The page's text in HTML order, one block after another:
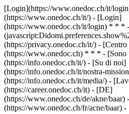
[Login](https://www.onedoc.ch/it/
(https://www.onedoc.ch/it/) - [Login]
(https://www.onedoc.ch/it/login) * * *
(https://privacy.onedoc.ch/it/) - [Centro
(https://www.onedoc.ch) * * * - [Sono
(https://info.onedoc.ch/it/) - [Su di noi]
(https://info.onedoc.ch/it/nostra-
(https://info.onedoc.ch/it/media/) -
(https://career.onedoc.ch/it) - [DE]
(https://www.onedoc.ch/de/akne/baar)
(https://www.onedoc.ch/fr/acne/baar)